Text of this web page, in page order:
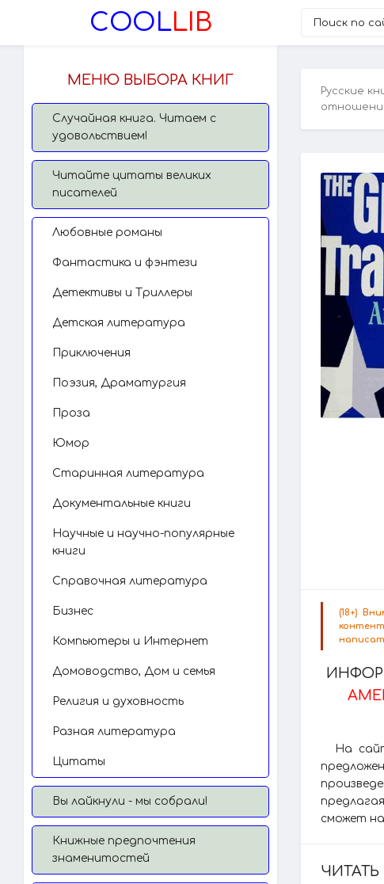
COOLLIB
МЕНЮ ВЫБОРА КНИГ
Случайная книга. Читаем с
удовольствием!
Читайте цитаты великих
писателей
Любовные романы
Фантастика и фэнтези
Детективы и Триллеры
Детская литература
Приключения
Поэзия, Драматургия
Проза
Юмор
Старинная литература
Документальные книги
Научные и научно-популярные
книги
Справочная литература
Бизнес
Компьютеры и Интернет
Домоводство, Дом и семья
Религия и духовность
Разная литература
Цитаты
Вы лайкнули - мы собрали!
Книжные предпочтения
знаменитостей
Русские
(18+)
На
сможет